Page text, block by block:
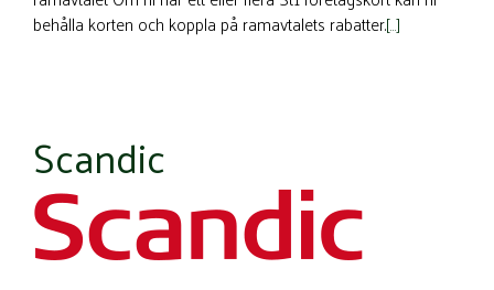
behålla korten och koppla på ramavtalets rabatter.[…]
Scandic